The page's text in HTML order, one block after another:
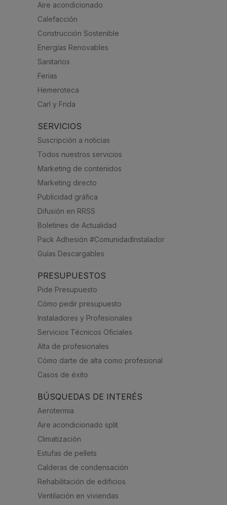
Aire acondicionado
Calefacción
Construcción Sostenible
Energías Renovables
Sanitarios
Ferias
Hemeroteca
Carl y Frida
SERVICIOS
Suscripción a noticias
Todos nuestros servicios
Marketing de contenidos
Marketing directo
Publicidad gráfica
Difusión en RRSS
Boletines de Actualidad
Pack Adhesión #ComunidadInstalador
Guías Descargables
PRESUPUESTOS
Pide Presupuesto
Cómo pedir presupuesto
Instaladores y Profesionales
Servicios Técnicos Oficiales
Alta de profesionales
Cómo darte de alta como profesional
Casos de éxito
BÚSQUEDAS DE INTERÉS
Aerotermia
Aire acondicionado split
Climatización
Estufas de pellets
Calderas de condensación
Rehabilitación de edificios
Ventilación en viviendas